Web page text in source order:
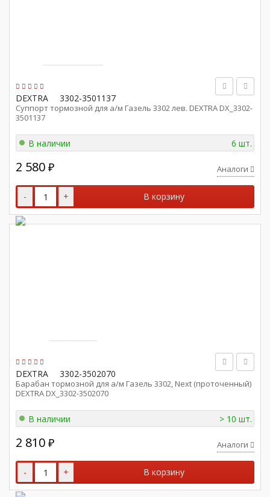
DEXTRA 3302-3501137
Суппорт тормозной для а/м Газель 3302 лев. DEXTRA DX_3302-
3501137
В наличии 6 шт.
2 580 ₽ Аналоги
- + В корзину
DEXTRA 3302-3502070
Барабан тормозной для а/м Газель 3302, Next (проточенный)
DEXTRA DX_3302-3502070
В наличии > 10 шт.
2 810 ₽ Аналоги
- + В корзину